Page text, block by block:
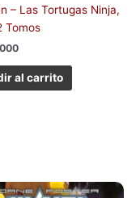
– Las Tortugas Ninja,
Tomos
al carrito